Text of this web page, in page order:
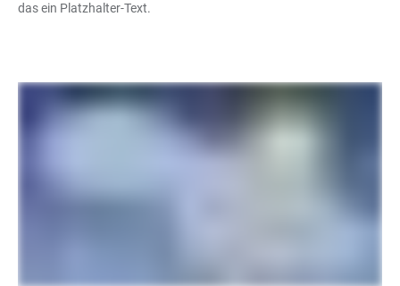
das ein Platzhalter-Text.